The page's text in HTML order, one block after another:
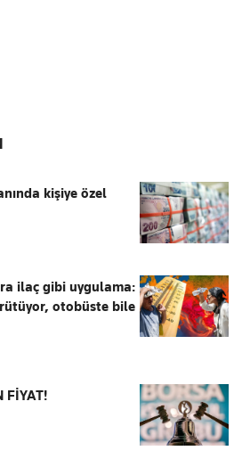
kişiye özel
ilaç gibi uygulama:
otobüste bile
FİYAT!